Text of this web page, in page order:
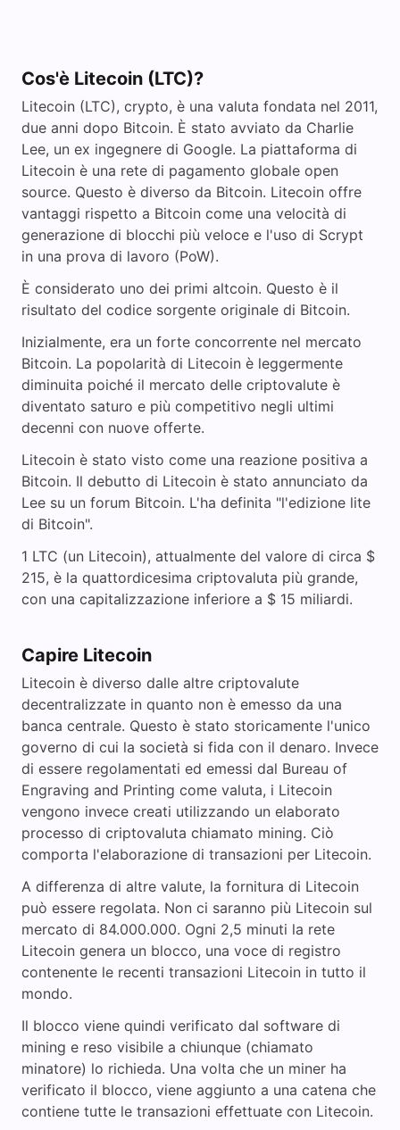
o
Cos'è Litecoin (LTC)?
Litecoin (LTC), crypto, è una valuta fondata nel 2011,
due anni dopo Bitcoin. È stato avviato da Charlie
Lee, un ex ingegnere di Google. La piattaforma di
Litecoin è una rete di pagamento globale open
source. Questo è diverso da Bitcoin. Litecoin offre
vantaggi rispetto a Bitcoin come una velocità di
generazione di blocchi più veloce e l'uso di Scrypt
in una prova di lavoro (PoW).
È considerato uno dei primi altcoin. Questo è il
risultato del codice sorgente originale di Bitcoin.
Inizialmente, era un forte concorrente nel mercato
Bitcoin. La popolarità di Litecoin è leggermente
diminuita poiché il mercato delle criptovalute è
diventato saturo e più competitivo negli ultimi
decenni con nuove offerte.
Litecoin è stato visto come una reazione positiva a
Bitcoin. Il debutto di Litecoin è stato annunciato da
Lee su un forum Bitcoin. L'ha definita "l'edizione lite
di Bitcoin".
1 LTC (un Litecoin), attualmente del valore di circa $
215, è la quattordicesima criptovaluta più grande,
con una capitalizzazione inferiore a $ 15 miliardi.
Capire Litecoin
Litecoin è diverso dalle altre criptovalute
decentralizzate in quanto non è emesso da una
banca centrale. Questo è stato storicamente l'unico
governo di cui la società si fida con il denaro. Invece
di essere regolamentati ed emessi dal Bureau of
Engraving and Printing come valuta, i Litecoin
vengono invece creati utilizzando un elaborato
processo di criptovaluta chiamato mining. Ciò
comporta l'elaborazione di transazioni per Litecoin.
A differenza di altre valute, la fornitura di Litecoin
può essere regolata. Non ci saranno più Litecoin sul
mercato di 84.000.000. Ogni 2,5 minuti la rete
Litecoin genera un blocco, una voce di registro
contenente le recenti transazioni Litecoin in tutto il
mondo.
Il blocco viene quindi verificato dal software di
mining e reso visibile a chiunque (chiamato
minatore) lo richieda. Una volta che un miner ha
verificato il blocco, viene aggiunto a una catena che
contiene tutte le transazioni effettuate con Litecoin.